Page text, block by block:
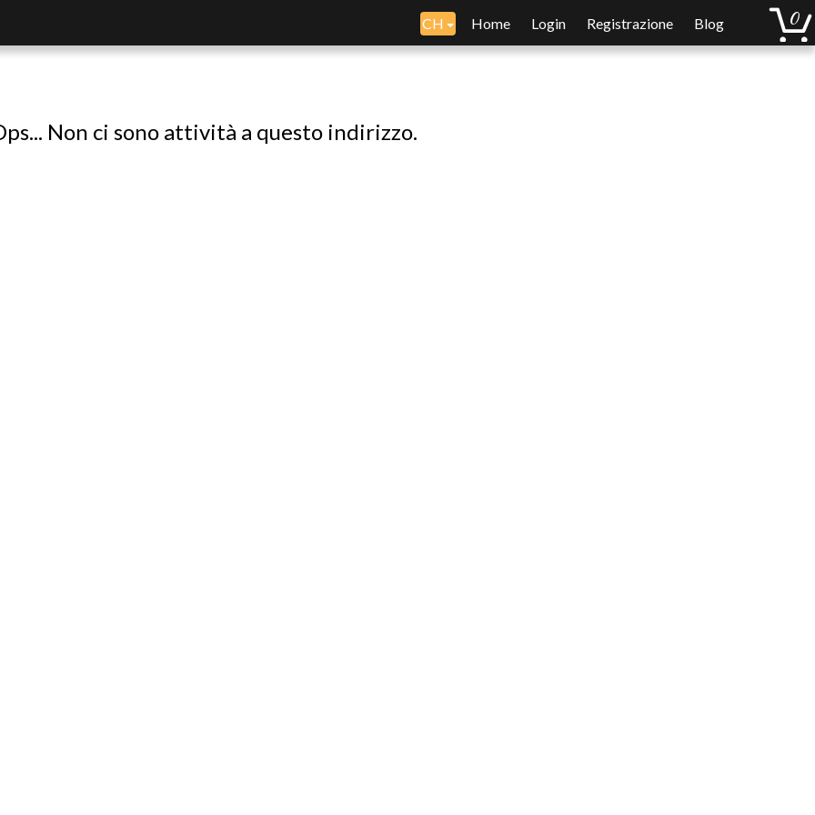
CH Home Login Registrazione Blog
Non ci sono attività a questo indirizzo.